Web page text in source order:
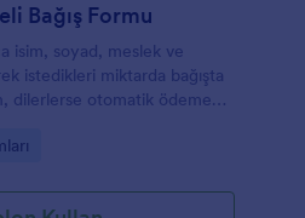
Bağış Formu
isim, soyad, meslek ve
istedikleri miktarda bağışta
dilerlerse otomatik ödeme
ve gönüllü olabilecekleri